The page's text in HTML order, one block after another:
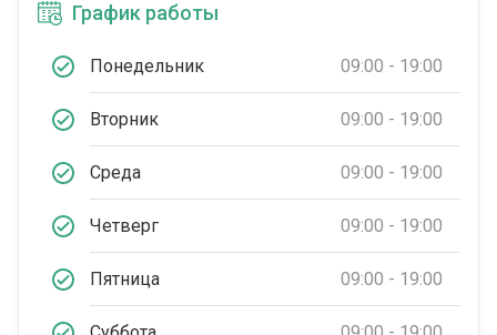
График работы
Понедельник 09:00 - 19:00
Вторник 09:00 - 19:00
Среда 09:00 - 19:00
Четверг 09:00 - 19:00
Пятница 09:00 - 19:00